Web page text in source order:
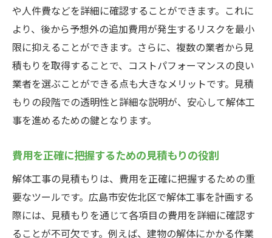
複数業者から見積もりを取るメリット
見積もり書の内容確認ポイント
見積もり後の問い合わせと最終確認
広島市安佐北区で信頼できる解体工事業者の選
び方
信頼できる業者を見極めるためのチェック
ポイント
地元評判の高い業者の探し方
過去の施工実績を確認する方法
顧客レビューと口コミを活用する
契約前に確認すべき業者の対応力
や人件費などを詳細に確認することができます。これに
より、後から予想外の追加費用が発生するリスクを最小
限に抑えることができます。さらに、複数の業者から見
積もりを取得することで、コストパフォーマンスの良い
業者を選ぶことができる点も大きなメリットです。見積
もりの段階での透明性と詳細な説明が、安心して解体工
事を進めるための鍵となります。
費用を正確に把握するための見積もりの役割
解体工事の見積もりは、費用を正確に把握するための重
要なツールです。広島市安佐北区で解体工事を計画する
際には、見積もりを通じて各項目の費用を詳細に確認す
ることが不可欠です。例えば、建物の解体にかかる作業